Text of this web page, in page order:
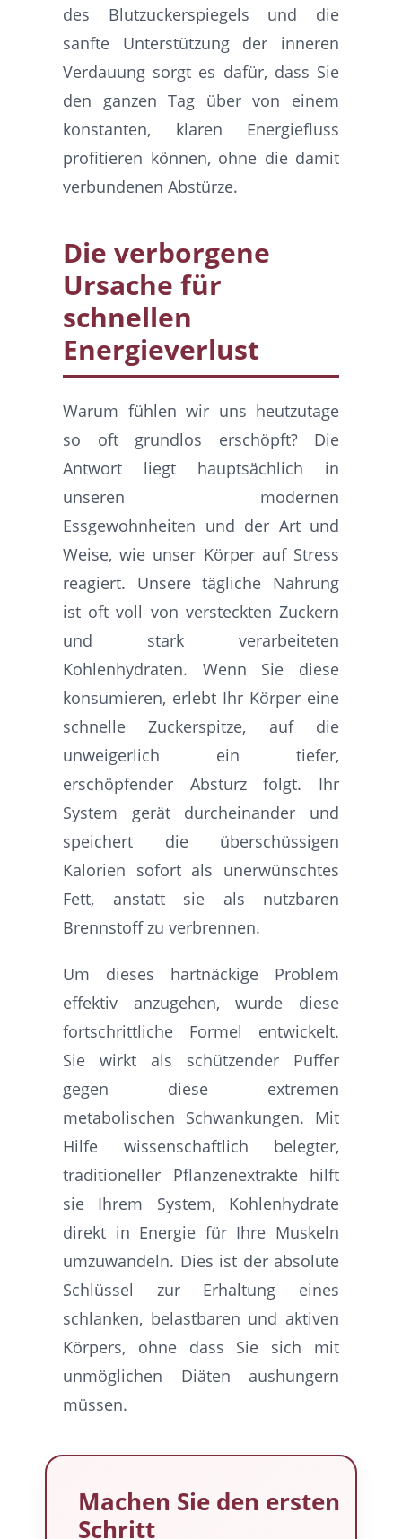
des Blutzuckerspiegels und die
sanfte Unterstützung der inneren
Verdauung sorgt es dafür, dass Sie
den ganzen Tag über von einem
konstanten, klaren Energiefluss
profitieren können, ohne die damit
verbundenen Abstürze.
Die verborgene
Ursache für
schnellen
Energieverlust
Warum fühlen wir uns heutzutage
so oft grundlos erschöpft? Die
Antwort liegt hauptsächlich in
unseren modernen
Essgewohnheiten und der Art und
Weise, wie unser Körper auf Stress
reagiert. Unsere tägliche Nahrung
ist oft voll von versteckten Zuckern
und stark verarbeiteten
Kohlenhydraten. Wenn Sie diese
konsumieren, erlebt Ihr Körper eine
schnelle Zuckerspitze, auf die
unweigerlich ein tiefer,
erschöpfender Absturz folgt. Ihr
System gerät durcheinander und
speichert die überschüssigen
Kalorien sofort als unerwünschtes
Fett, anstatt sie als nutzbaren
Brennstoff zu verbrennen.
Um dieses hartnäckige Problem
effektiv anzugehen, wurde diese
fortschrittliche Formel entwickelt.
Sie wirkt als schützender Puffer
gegen diese extremen
metabolischen Schwankungen. Mit
Hilfe wissenschaftlich belegter,
traditioneller Pflanzenextrakte hilft
sie Ihrem System, Kohlenhydrate
direkt in Energie für Ihre Muskeln
umzuwandeln. Dies ist der absolute
Schlüssel zur Erhaltung eines
schlanken, belastbaren und aktiven
Körpers, ohne dass Sie sich mit
unmöglichen Diäten aushungern
müssen.
Machen Sie den ersten
Schritt